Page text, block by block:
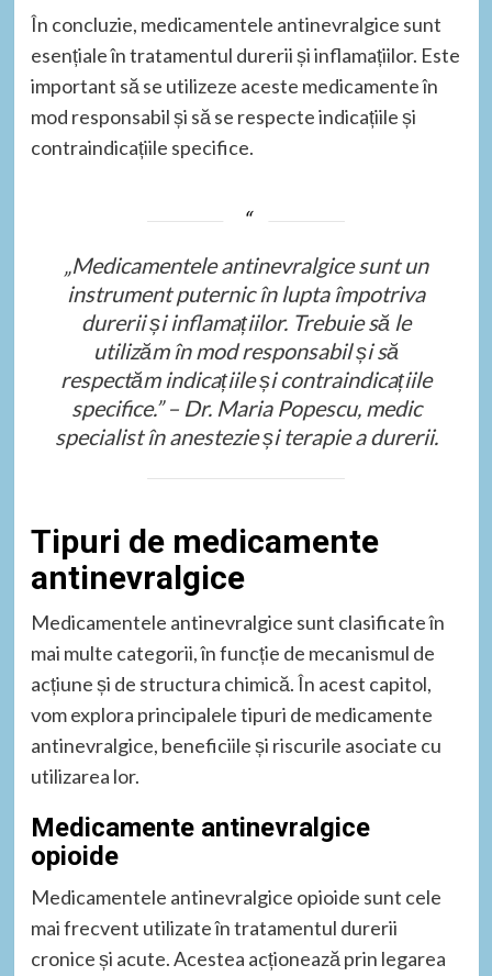
În concluzie, medicamentele antinevralgice sunt
esențiale în tratamentul durerii și inflamațiilor. Este
important să se utilizeze aceste medicamente în
mod responsabil și să se respecte indicațiile și
contraindicațiile specifice.
„Medicamentele antinevralgice sunt un
instrument puternic în lupta împotriva
durerii și inflamațiilor. Trebuie să le
utilizăm în mod responsabil și să
respectăm indicațiile și contraindicațiile
specifice.” – Dr. Maria Popescu, medic
specialist în anestezie și terapie a durerii.
Tipuri de medicamente
antinevralgice
Medicamentele antinevralgice sunt clasificate în
mai multe categorii, în funcție de mecanismul de
acțiune și de structura chimică. În acest capitol,
vom explora principalele tipuri de medicamente
antinevralgice, beneficiile și riscurile asociate cu
utilizarea lor.
Medicamente antinevralgice
opioide
Medicamentele antinevralgice opioide sunt cele
mai frecvent utilizate în tratamentul durerii
cronice și acute. Acestea acționează prin legarea